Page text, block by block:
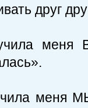
друг
меня
меня